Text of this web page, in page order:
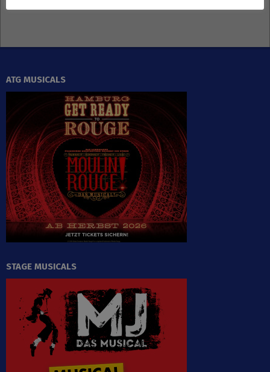
ATG MUSICALS
STAGE MUSICALS